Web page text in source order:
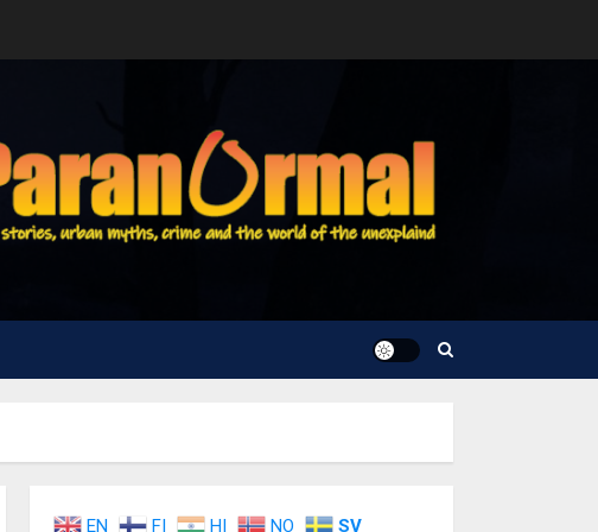
EN FI HI NO SV